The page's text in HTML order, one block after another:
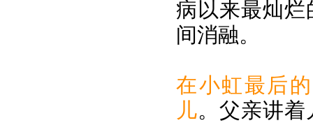
病以来最灿
间消融。
在小虹最后
儿。父亲讲